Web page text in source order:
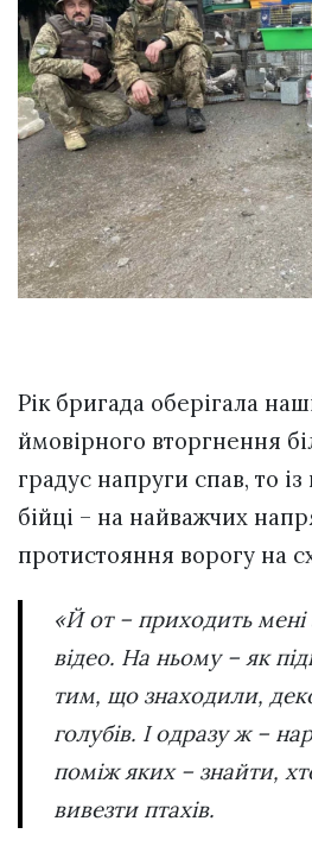
Рік бригада оберігала
ймовірного вторгнення
градус напруги спав, то
бійці – на найважчих
протистояння ворогу на
«Й от – приходить мені з Бахмута
відео. На ньому – як
тим, що знаходили,
голубів. І одразу ж –
поміж яких – знайти,
вивезти птахів.